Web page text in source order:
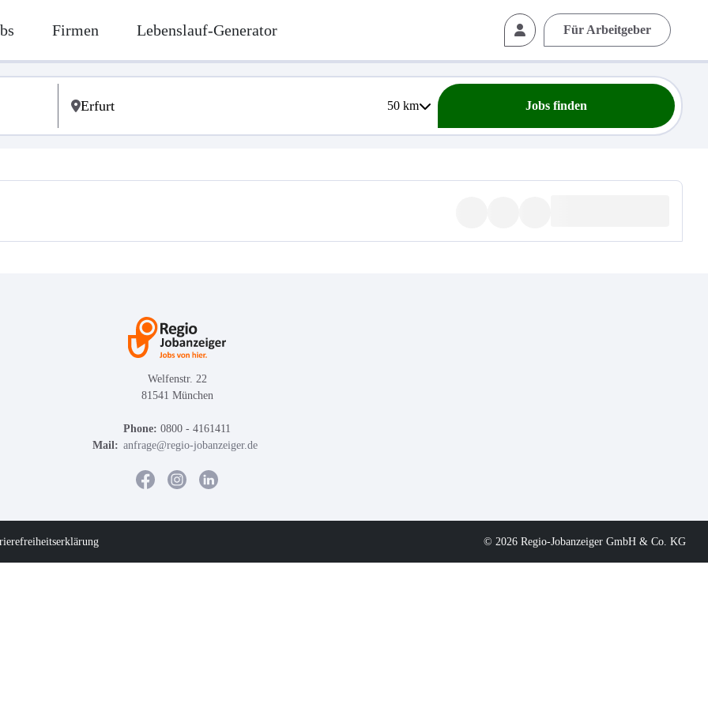
Firmen Lebenslauf-Generator Für Arbeitgeber
50km Jobs finden
Welfenstr. 22
81541 München
Phone: 0800 - 4161411
Mail: anfrage@regio-jobanzeiger.de
© 2026 Regio-Jobanzeiger GmbH & Co. KG